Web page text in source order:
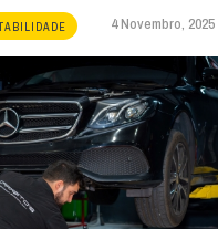
4 Novembro, 2025